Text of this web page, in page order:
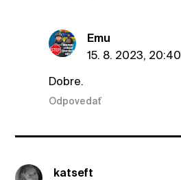
Emu
15. 8. 2023, 20:40
Dobre.
Odpovedať
katseft